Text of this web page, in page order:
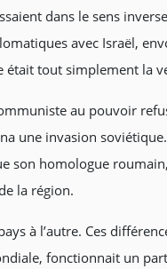
dans le sens
avec Israël,
tout simplement la
au pouvoir
une invasion
son homologue
la région.
à l’autre. Ces
fonctionnait un